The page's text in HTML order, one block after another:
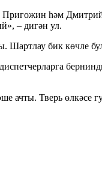
һәм
– дигән ул.
бик көчле
ачты. Тверь өлкәсе